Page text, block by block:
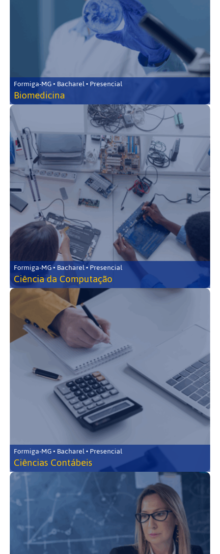
Formiga-MG • Bacharel • Presencial
Biomedicina
Formiga-MG • Bacharel • Presencial
Ciência da Computação
Formiga-MG • Bacharel • Presencial
Ciências Contábeis